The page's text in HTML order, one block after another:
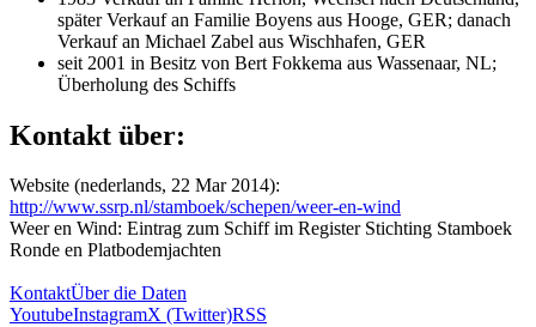
später Verkauf an Familie Boyens aus Hooge, GER; danach
Verkauf an Michael Zabel aus Wischhafen, GER
seit 2001 in Besitz von Bert Fokkema aus Wassenaar, NL;
Überholung des Schiffs
Kontakt über:
Website (nederlands, 22 Mar 2014):
http://www.ssrp.nl/stamboek/schepen/weer-en-wind
Weer en Wind: Eintrag zum Schiff im Register Stichting Stamboek
Ronde en Platbodemjachten
KontaktÜber die Daten
YoutubeInstagramX (Twitter)RSS